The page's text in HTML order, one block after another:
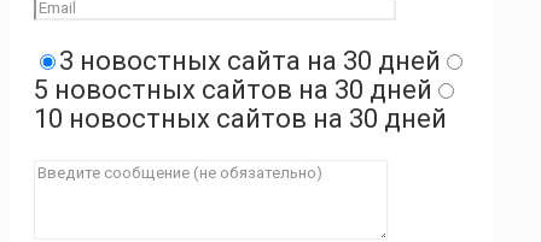
3 новостных сайта на 30 дней
5 новостных сайтов на 30 дней
10 новостных сайтов на 30 дней